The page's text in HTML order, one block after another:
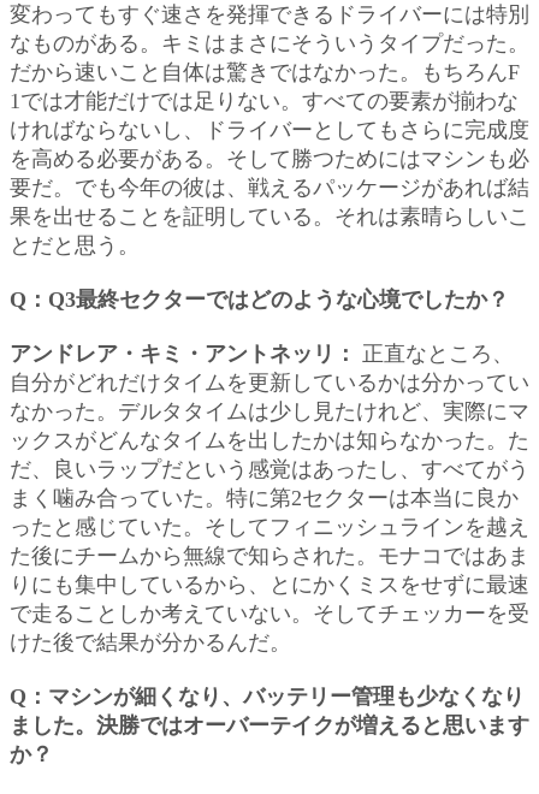
変わってもすぐ速さを発揮できるドライバーには特別
なものがある。キミはまさにそういうタイプだった。
だから速いこと自体は驚きではなかった。もちろんF
1では才能だけでは足りない。すべての要素が揃わな
ければならないし、ドライバーとしてもさらに完成度
を高める必要がある。そして勝つためにはマシンも必
要だ。でも今年の彼は、戦えるパッケージがあれば結
果を出せることを証明している。それは素晴らしいこ
とだと思う。
Q：Q3最終セクターではどのような心境でしたか？
アンドレア・キミ・アントネッリ：
正直なところ、
自分がどれだけタイムを更新しているかは分かってい
なかった。デルタタイムは少し見たけれど、実際にマ
ックスがどんなタイムを出したかは知らなかった。た
だ、良いラップだという感覚はあったし、すべてがう
まく噛み合っていた。特に第2セクターは本当に良か
ったと感じていた。そしてフィニッシュラインを越え
た後にチームから無線で知らされた。モナコではあま
りにも集中しているから、とにかくミスをせずに最速
で走ることしか考えていない。そしてチェッカーを受
けた後で結果が分かるんだ。
Q：マシンが細くなり、バッテリー管理も少なくなり
ました。決勝ではオーバーテイクが増えると思います
か？